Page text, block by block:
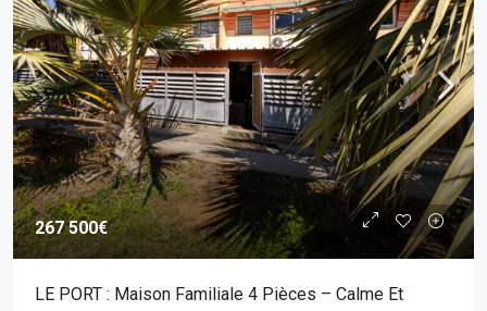
267 500€
LE PORT : Maison Familiale 4 Pièces – Calme Et